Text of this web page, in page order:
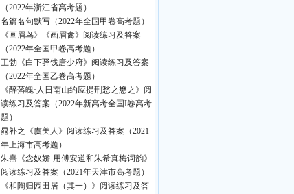
（2022年浙江省高考题）
名篇名句默写（2022年全国甲卷高考题）
《画眉鸟》《画眉禽》阅读练习及答案
（2022年全国甲卷高考题）
王勃《白下驿饯唐少府》阅读练习及答案
（2022年全国乙卷高考题）
《醉落魄·人日南山约应提刑愁之懋之》阅
读练习及答案（2022年新高考全国I卷高考
题）
晁补之《虞美人》阅读练习及答案（2021
年上海市高考题）
朱熹《念奴娇·用傅安道和朱希真梅词韵》
阅读练习及答案（2021年天津市高考题）
《和陶归园田居（其一）》阅读练习及答